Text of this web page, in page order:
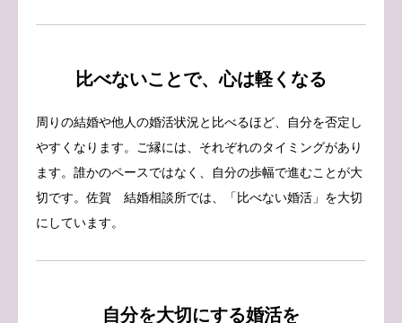
比べないことで、心は軽くなる
周りの結婚や他人の婚活状況と比べるほど、自分を否定し
やすくなります。ご縁には、それぞれのタイミングがあり
ます。誰かのペースではなく、自分の歩幅で進むことが大
切です。佐賀 結婚相談所では、「比べない婚活」を大切
にしています。
自分を大切にする婚活を